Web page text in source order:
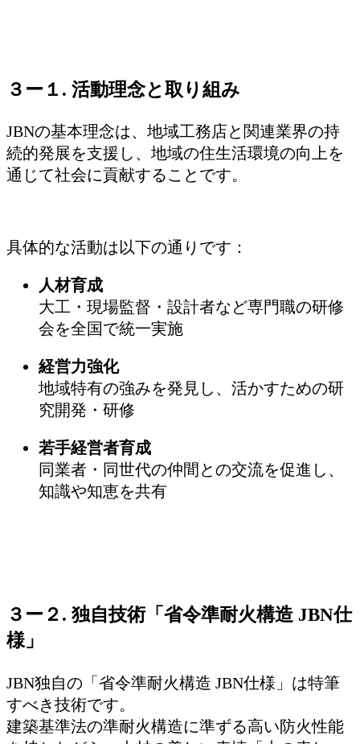
３ー１. 活動理念と取り組み
JBNの基本理念は、地域工務店と関連業界の持
続的発展を支援し、地域の住生活環境の向上を
通じて社会に貢献することです。
具体的な活動は以下の通りです：
人材育成
大工・現場監督・設計者など専門職の研修
会を全国で統一実施
経営力強化
地域特有の強みを発見し、活かすための研
究開発・研修
若手経営者育成
同業者・同世代の仲間との交流を促進し、
知識や知恵を共有
３ー２. 独自技術「省令準耐火構造 JBN仕
様」
JBN独自の「省令準耐火構造 JBN仕様」は特筆
すべき技術です。
建築基準法の準耐火構造に準ずる高い防火性能